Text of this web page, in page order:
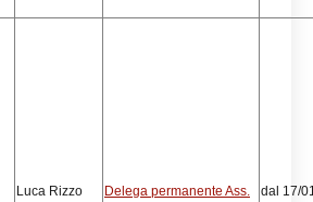
Luca Rizzo
Delega permanente Ass.
dal 17/